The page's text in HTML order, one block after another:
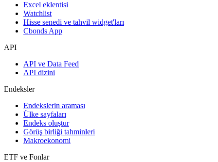
Excel eklentisi
Watchlist
Hisse senedi ve tahvil widget'ları
Cbonds App
API
API ve Data Feed
API dizini
Endeksler
Endekslerin araması
Ülke sayfaları
Endeks oluştur
Görüş birliği tahminleri
Makroekonomi
ETF ve Fonlar